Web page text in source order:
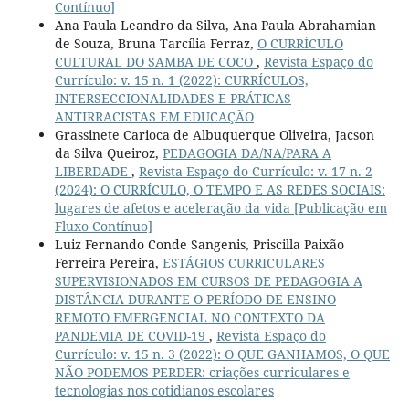
Contínuo]
Ana Paula Leandro da Silva, Ana Paula Abrahamian
de Souza, Bruna Tarcília Ferraz, O CURRÍCULO
CULTURAL DO SAMBA DE COCO , Revista Espaço do
Currículo: v. 15 n. 1 (2022): CURRÍCULOS,
INTERSECCIONALIDADES E PRÁTICAS
ANTIRRACISTAS EM EDUCAÇÃO
Grassinete Carioca de Albuquerque Oliveira, Jacson
da Silva Queiroz, PEDAGOGIA DA/NA/PARA A
LIBERDADE , Revista Espaço do Currículo: v. 17 n. 2
(2024): O CURRÍCULO, O TEMPO E AS REDES SOCIAIS:
lugares de afetos e aceleração da vida [Publicação em
Fluxo Contínuo]
Luiz Fernando Conde Sangenis, Priscilla Paixão
Ferreira Pereira, ESTÁGIOS CURRICULARES
SUPERVISIONADOS EM CURSOS DE PEDAGOGIA A
DISTÂNCIA DURANTE O PERÍODO DE ENSINO
REMOTO EMERGENCIAL NO CONTEXTO DA
PANDEMIA DE COVID-19 , Revista Espaço do
Currículo: v. 15 n. 3 (2022): O QUE GANHAMOS, O QUE
NÃO PODEMOS PERDER: criações curriculares e
tecnologias nos cotidianos escolares